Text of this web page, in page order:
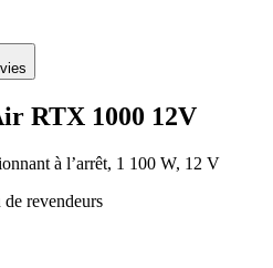
RTX 1000 12V
à l’arrêt, 1 100 W, 12 V
de revendeurs